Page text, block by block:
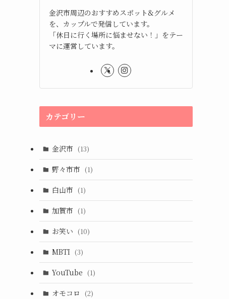
金沢市周辺のおすすめスポット&グルメ
を、カップルで発信しています。
「休日に行く場所に悩ませない！」をテー
マに運営しています。
カテゴリー
金沢市 (13)
野々市市 (1)
白山市 (1)
加賀市 (1)
お笑い (10)
MBTI (3)
YouTube (1)
オモコロ (2)